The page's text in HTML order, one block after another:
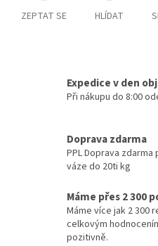
ZEPTAT SE HLÍDAT
Expedice v den
Při nákupu do 8:00
Doprava zdarma
PPL Doprava zdarma
váze do 20ti kg
Máme přes 2 300
Máme více jak 2 300
celkovým
pozitivně.